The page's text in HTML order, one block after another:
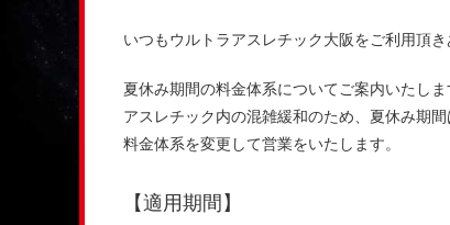
いつもウルトラアスレチック大阪をご利用頂き
夏休み期間の料金体系についてご案内いたしま
アスレチック内の混雑緩和のため、夏休み期間
料金体系を変更して営業をいたします。
【適用期間】